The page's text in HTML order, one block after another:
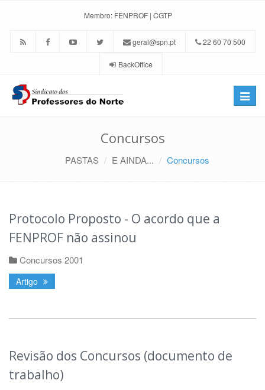
Membro: FENPROF | CGTP
geral@spn.pt 22 60 70 500
BackOffice
Toggle
Concursos
PASTAS E AINDA... Concursos
Protocolo Proposto - O acordo que a
FENPROF não assinou
Concursos 2001
Artigo
Revisão dos Concursos (documento de
trabalho)